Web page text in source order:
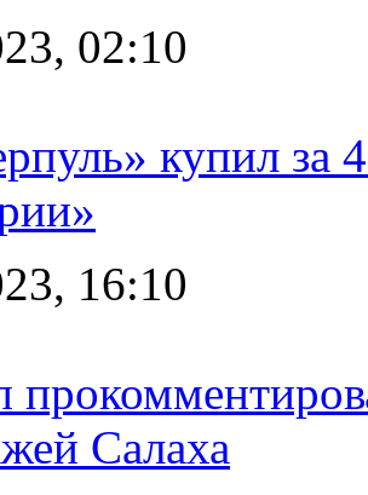
02:10
купил за
16:10
Салаха